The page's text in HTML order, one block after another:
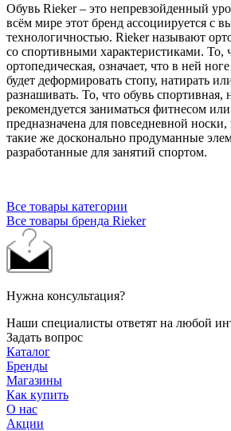
Обувь Rieker – это непревзойденный
всём мире этот бренд ассоциируется с
технологичностью. Rieker называют
со спортивными характеристиками. То,
ортопедическая, означает, что в ней
будет деформировать стопу, натирать
разнашивать. То, что обувь спортивная,
рекомендуется заниматься фитнесом
предназначена для повседневной
такие же досконально продуманные
разработанные для занятий спортом.
Все товары категории
Все товары бренда Rieker
Нужна консультация?
Наши специалисты ответят на любой
Задать вопрос
Каталог
Бренды
Магазины
Как купить
О нас
Акции